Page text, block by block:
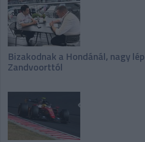
Bizakodnak a Hondánál, nagy
Zandvoorttól